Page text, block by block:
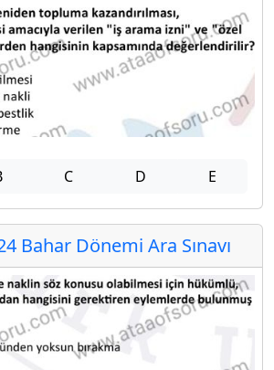
C D E
Bahar Dönemi Ara Sınavı